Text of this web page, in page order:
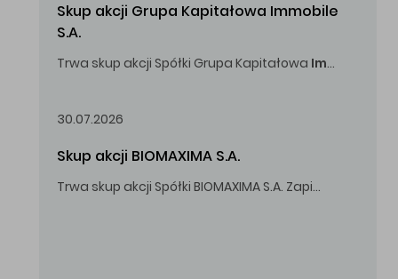
Skup akcji Grupa Kapitałowa Immobile
S.A.
Trwa skup akcji Spółki Grupa Kapitałowa Immobile
30.07.2026
Skup akcji BIOMAXIMA S.A.
Trwa skup akcji Spółki BIOMAXIMA S.A. Zapisy do 4 sierpnia 2026 r. do godz. 16.00.